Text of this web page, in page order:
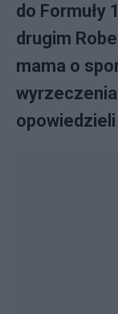
do Formuły
drugim
mama o